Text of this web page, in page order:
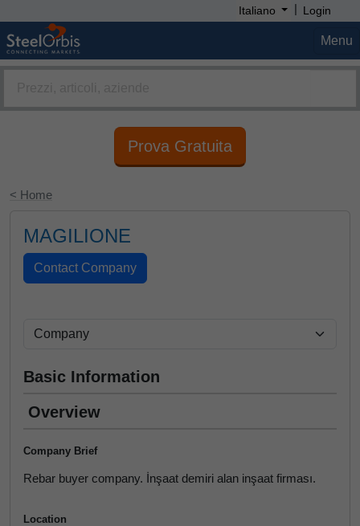
Italiano | Login
Menu
Prova Gratuita
< Home
MAGILIONE
Basic Information
Overview
Company Brief
Rebar buyer company. İnşaat demiri alan inşaat firması.
Location